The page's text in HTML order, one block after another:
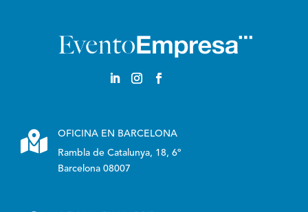

OFICINA EN BARCELONA
Rambla de Catalunya, 18, 6º
Barcelona 08007